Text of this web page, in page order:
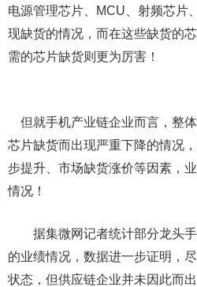
电源管理芯片、MCU、射频芯片
现缺货的情况，而在这些缺货的
需的芯片缺货则更为厉害！
但就手机产业链企业而言，整
芯片缺货而出现严重下降的情况
步提升、市场缺货涨价等因素，
情况！
据集微网记者统计部分龙头手
的业绩情况，数据进一步证明，
状态，但供应链企业并未因此而